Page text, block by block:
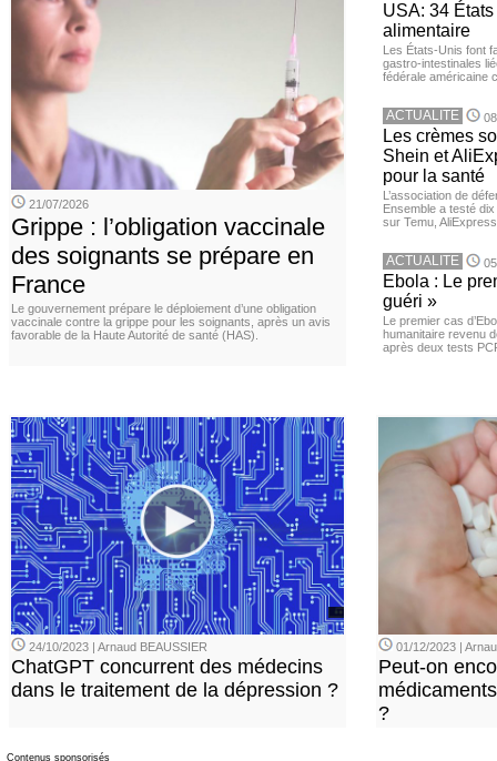
21/07/2026
Grippe : l’obligation vaccinale
des soignants se prépare en
France
Le gouvernement prépare le déploiement d’une obligation
vaccinale contre la grippe pour les soignants, après un avis
favorable de la Haute Autorité de santé (HAS).
USA: 34
alimentaire
Les États-Unis font
gastro-intestinales
fédérale américaine
ACTUALITE
Les crèmes
Shein et
pour la santé
L’association de
Ensemble a testé
sur Temu,
ACTUALITE
Ebola : Le
guéri »
Le premier cas
humanitaire revenu
après deux tests
24/10/2023 | Arnaud BEAUSSIER
ChatGPT concurrent des médecins
dans le traitement de la dépression ?
01/12/2023 |
Peut-on
?
Contenus sponsorisés